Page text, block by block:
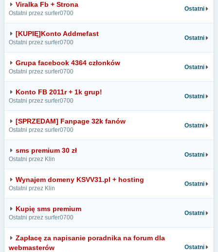
Viralka Fb + Strona
Ostatni przez surfer0700
Ostatni
[KUPIĘ]Konto Addmefast
Ostatni przez surfer0700
Ostatni
Grupa facebook 4364 członków
Ostatni przez surfer0700
Ostatni
Konto FB 2011r + 1k grup!
Ostatni przez surfer0700
Ostatni
[SPRZEDAM] Fanpage 32k fanów
Ostatni przez surfer0700
Ostatni
sms premium 30 zł
Ostatni przez Klin
Ostatni
Wynajem domeny KSVV31.pl + hosting
Ostatni przez Klin
Ostatni
Kupię sms premium
Ostatni przez surfer0700
Ostatni
Zapłacę za napisanie poradnika na forum dla
webmasterów
Ostatni